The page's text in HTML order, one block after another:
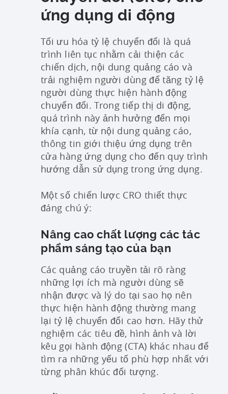
ứng dụng di động
Tối ưu hóa tỷ lệ chuyển đổi là quá
trình liên tục nhằm cải thiện các
chiến dịch, nội dung quảng cáo và
trải nghiệm người dùng để tăng tỷ lệ
người dùng thực hiện hành động
chuyển đổi. Trong tiếp thị di động,
quá trình này ảnh hưởng đến mọi
khía cạnh, từ nội dung quảng cáo,
thông tin giới thiệu ứng dụng trên
cửa hàng ứng dụng cho đến quy trình
hướng dẫn sử dụng trong ứng dụng.
Một số chiến lược CRO thiết thực
đáng chú ý:
Nâng cao chất lượng các tác
phẩm sáng tạo của bạn
Các quảng cáo truyền tải rõ ràng
những lợi ích mà người dùng sẽ
nhận được và lý do tại sao họ nên
thực hiện hành động thường mang
lại tỷ lệ chuyển đổi cao hơn. Hãy thử
nghiệm các tiêu đề, hình ảnh và lời
kêu gọi hành động (CTA) khác nhau để
tìm ra những yếu tố phù hợp nhất với
từng phân khúc đối tượng.